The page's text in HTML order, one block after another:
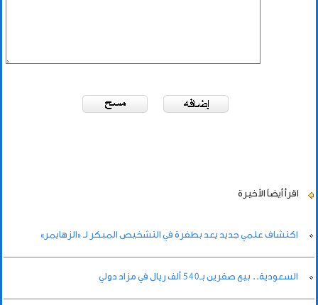
اقرأ أيضاً الأخيرة
اكتشاف علمي جديد يعد بطفرة في التشخيص المبكر لـ «الزهايمر»
السعودية.. بيع صقرين بـ540 ألف ريال في مزاد دولي